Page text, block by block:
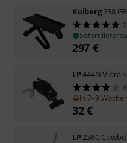
Kolberg238
2
Sofort
297 €
LP444N Vibra
In 7–9
32€
LP236C